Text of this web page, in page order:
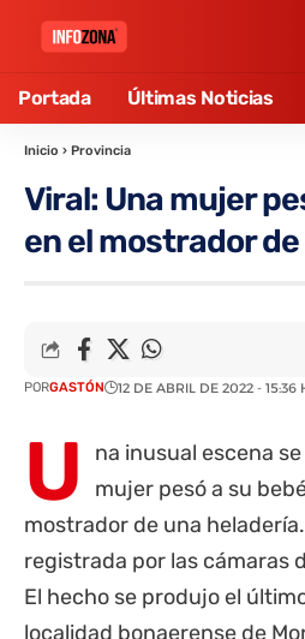
Portada Últimas Noticias
Inicio › Provincia
Viral: Una mujer
en el mostrador
PORGASTÓN 12 DE ABRIL DE 2022 - 15:36
U
na inusual escena
mujer pesó a su
mostrador de una
registrada por las cámaras
El hecho se produjo el
localidad bonaerense de